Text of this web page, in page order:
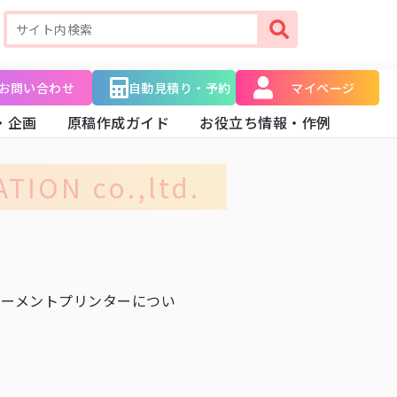
お問い合わせ 自動見積り・予約 マイページ
企画 原稿作成ガイド お役立ち情報・作例
co.,ltd.
メントプリンターについ